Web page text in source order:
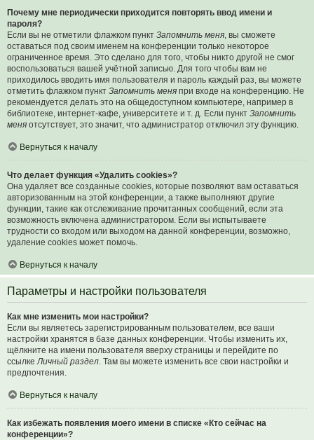
Почему мне периодически приходится повторять ввод имени и
пароля?
Если вы не отметили флажком пункт Запомнить меня, вы сможете
оставаться под своим именем на конференции только некоторое
ограниченное время. Это сделано для того, чтобы никто другой не смог
воспользоваться вашей учётной записью. Для того чтобы вам не
приходилось вводить имя пользователя и пароль каждый раз, вы можете
отметить флажком пункт Запомнить меня при входе на конференцию. Не
рекомендуется делать это на общедоступном компьютере, например в
библиотеке, интернет-кафе, университете и т. д. Если пункт Запомнить
меня отсутствует, это значит, что администратор отключил эту функцию.
Вернуться к началу
Что делает функция «Удалить cookies»?
Она удаляет все созданные cookies, которые позволяют вам оставаться
авторизованным на этой конференции, а также выполняют другие
функции, такие как отслеживание прочитанных сообщений, если эта
возможность включена администратором. Если вы испытываете
трудности со входом или выходом на данной конференции, возможно,
удаление cookies может помочь.
Вернуться к началу
Параметры и настройки пользователя
Как мне изменить мои настройки?
Если вы являетесь зарегистрированным пользователем, все ваши
настройки хранятся в базе данных конференции. Чтобы изменить их,
щёлкните на имени пользователя вверху страницы и перейдите по
ссылкеЛичный раздел. Там вы можете изменить все свои настройки и
предпочтения.
Вернуться к началу
Как избежать появления моего имени в списке «Кто сейчас на
конференции»?